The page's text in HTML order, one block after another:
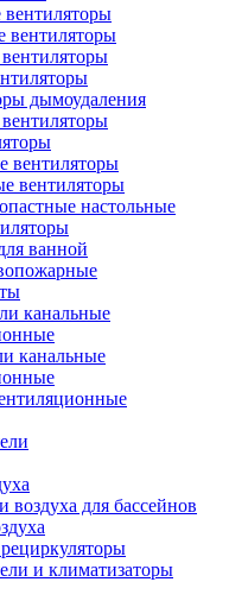
вентиляторы
дымоудаления
вентиляторы
вентиляторы
настольные
ванной
канальные
канальные
воздуха для бассейнов
и климатизаторы